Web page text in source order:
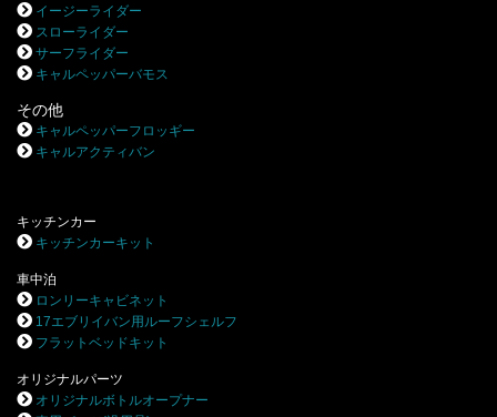
イージーライダー
スローライダー
サーフライダー
キャルペッパーバモス
その他
キャルペッパーフロッギー
キャルアクティバン
キッチンカー
キッチンカーキット
車中泊
ロンリーキャビネット
17エブリイバン用ルーフシェルフ
フラットベッドキット
オリジナルパーツ
オリジナルボトルオープナー